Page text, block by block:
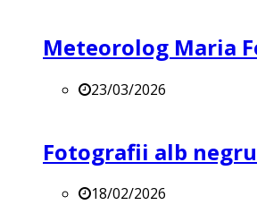
Meteorolog Maria
23/03/2026
Fotografii alb
18/02/2026